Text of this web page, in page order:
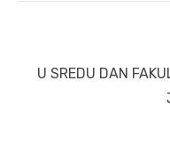
navigation
Previous
U SREDU DAN